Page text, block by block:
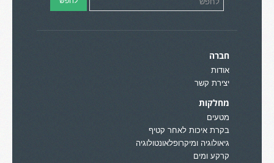
חברה
אודות
יצירת קשר
מחלקות
מטעים
בקרת איכות לאחר קטיף
גיאולוגיה ומיקרופלאונטולוגיה
קרקע ומים